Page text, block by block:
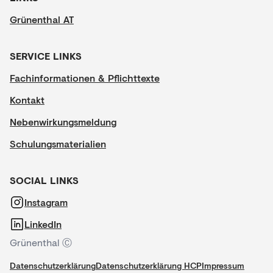
Grünenthal AT
SERVICE LINKS
Fachinformationen & Pflichttexte
Kontakt
Nebenwirkungsmeldung
Schulungsmaterialien
SOCIAL LINKS
Instagram
LinkedIn
Grünenthal Ⓒ
DatenschutzerklärungDatenschutzerklärung HCPImpressum